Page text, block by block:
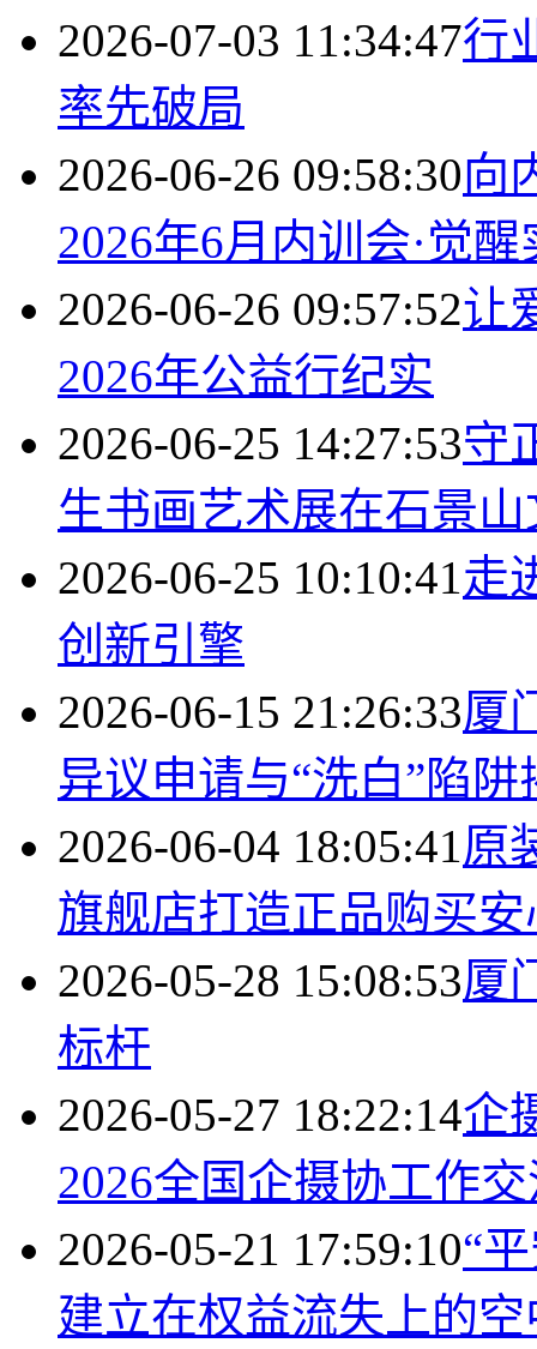
2026-07-03 11:34:47行
率先破局
2026-06-26 09:58:30向
2026年6月内训会·觉醒
2026-06-26 09:57:52让
2026年公益行纪实
2026-06-25 14:27:53守
生书画艺术展在石景
2026-06-25 10:10:41走
创新引擎
2026-06-15 21:26:33厦
异议申请与“洗白”陷阱
2026-06-04 18:05:41原
旗舰店打造正品购买
2026-05-28 15:08:53厦
标杆
2026-05-27 18:22:14企
2026全国企摄协工作
2026-05-21 17:59:10“
建立在权益流失上的